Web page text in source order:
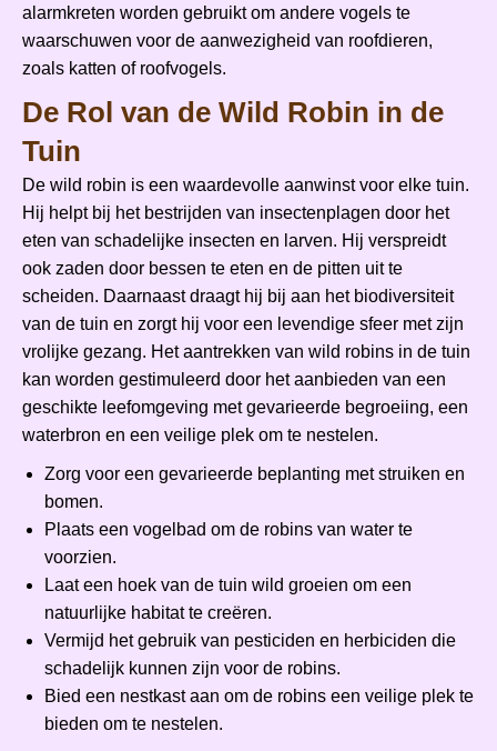
alarmkreten worden gebruikt om andere vogels te
waarschuwen voor de aanwezigheid van roofdieren,
zoals katten of roofvogels.
De Rol van de Wild Robin in de
Tuin
De wild robin is een waardevolle aanwinst voor elke tuin.
Hij helpt bij het bestrijden van insectenplagen door het
eten van schadelijke insecten en larven. Hij verspreidt
ook zaden door bessen te eten en de pitten uit te
scheiden. Daarnaast draagt hij bij aan het biodiversiteit
van de tuin en zorgt hij voor een levendige sfeer met zijn
vrolijke gezang. Het aantrekken van wild robins in de tuin
kan worden gestimuleerd door het aanbieden van een
geschikte leefomgeving met gevarieerde begroeiing, een
waterbron en een veilige plek om te nestelen.
Zorg voor een gevarieerde beplanting met struiken en
bomen.
Plaats een vogelbad om de robins van water te
voorzien.
Laat een hoek van de tuin wild groeien om een
natuurlijke habitat te creëren.
Vermijd het gebruik van pesticiden en herbiciden die
schadelijk kunnen zijn voor de robins.
Bied een nestkast aan om de robins een veilige plek te
bieden om te nestelen.